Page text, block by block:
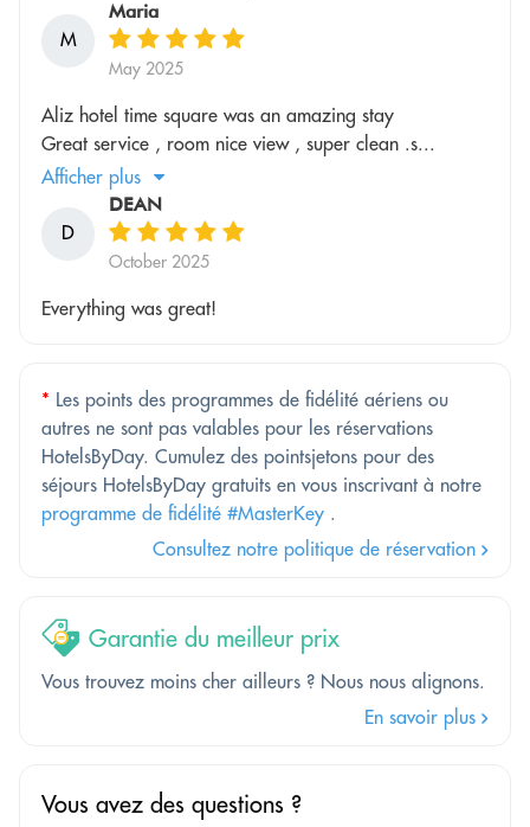
M
Maria
May 2025
Aliz hotel time square was an amazing stay
Great service , room nice view , super clean .s...
Afficher plus
D
DEAN
October 2025
Everything was great!
* Les points des programmes de fidélité aériens ou
autres ne sont pas valables pour les réservations
HotelsByDay. Cumulez des pointsjetons pour des
séjours HotelsByDay gratuits en vous inscrivant à notre
programme de fidélité #MasterKey .
Consultez notre politique de réservation
Garantie du meilleur prix
Vous trouvez moins cher ailleurs ? Nous nous alignons.
En savoir plus
Vous avez des questions ?